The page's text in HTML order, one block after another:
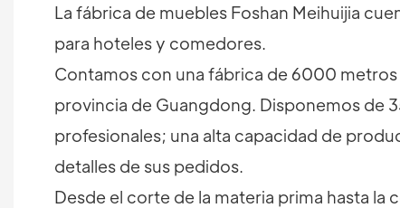
La fábrica de muebles Foshan Meihuijia
para hoteles y comedores.
Contamos con una fábrica de 6000
provincia de Guangdong. Disponemos de
profesionales; una alta capacidad de
detalles de sus pedidos.
Desde el corte de la materia prima hasta